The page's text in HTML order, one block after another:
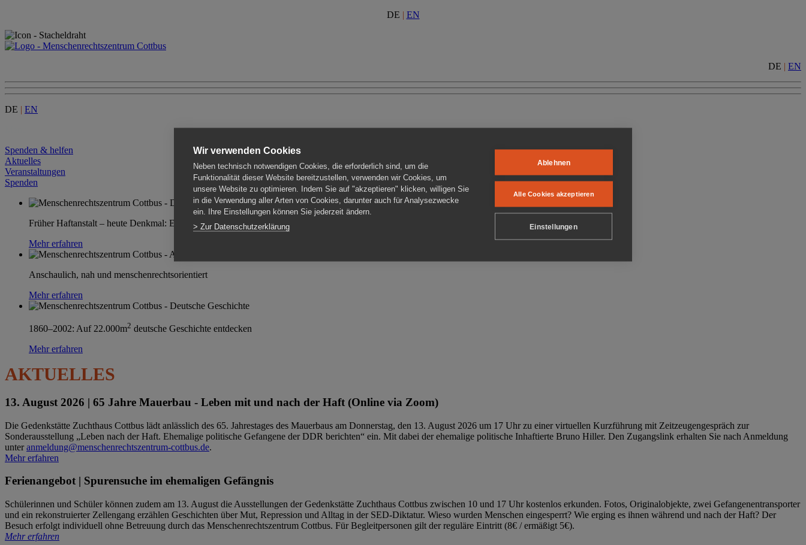
DE | EN
DE | EN
DE | EN
Spenden & helfen
Aktuelles
Veranstaltungen
Spenden
Früher Haftanstalt – heute Denkmal: Einen Ort im Wandel erleben
Mehr erfahren
Anschaulich, nah und menschenrechtsorientiert
Mehr erfahren
1860–2002: Auf 22.000m2 deutsche Geschichte entdecken
Mehr erfahren
AKTUELLES
13. August 2026 | 65 Jahre Mauerbau - Leben mit und nach der Haft (Online via Zoom)
Die Gedenkstätte Zuchthaus Cottbus lädt anlässlich des 65. Jahrestages des Mauerbaus am Donnerstag, den 13. August 2026 um 17 Uhr zu einer virtuellen Kurzführung mit Zeitzeugengespräch zur
Sonderausstellung „Leben nach der Haft. Ehemalige politische Gefangene der DDR berichten“ ein. Mit dabei der ehemalige politische Inhaftierte Bruno Hiller. Den Zugangslink erhalten Sie nach Anmeldung
unteranmeldung@menschenrechtszentrum-cottbus.de.
Mehr erfahren
Ferienangebot | Spurensuche im ehemaligen Gefängnis
Schülerinnen und Schüler können zudem am 13. August die Ausstellungen der Gedenkstätte Zuchthaus Cottbus zwischen 10 und 17 Uhr kostenlos erkunden. Fotos, Originalobjekte, zwei Gefangenentransporter
und ein rekonstruierter Zellengang erzählen Geschichten über Mut, Repression und Alltag in der SED-Diktatur. Wieso wurden Menschen eingesperrt? Wie erging es ihnen während und nach der Haft? Der
Besuch erfolgt individuell ohne Betreuung durch das Menschenrechtszentrum Cottbus. Für Begleitpersonen gilt der reguläre Eintritt (8€ / ermäßigt 5€).
Mehr erfahren
Wir verwenden Cookies
Neben technisch notwendigen Cookies, die erforderlich sind, um die
Funktionalität dieser Website bereitzustellen, verwenden wir Cookies, um
unsere Website zu optimieren. Indem Sie auf "akzeptieren" klicken, willigen Sie
in die Verwendung aller Arten von Cookies, darunter auch für Analysezwecke
ein. Ihre Einstellungen können Sie jederzeit ändern.
> Zur Datenschutzerklärung
Ablehnen
Alle Cookies akzeptieren
Einstellungen